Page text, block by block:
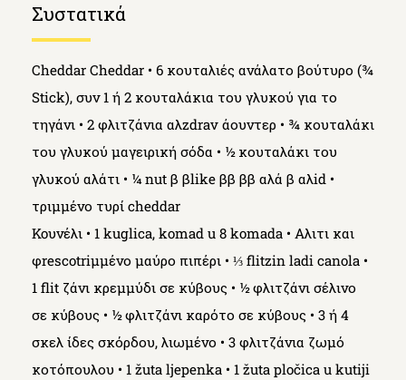
Συστατικά
Cheddar Cheddar • 6 κουταλιές ανάλατο βούτυρο (¾
Stick), συν 1 ή 2 κουταλάκια του γλυκού για το
τηγάνι • 2 φλιτζάνια αλzdrav άουντερ • ¾ κουταλάκι
του γλυκού μαγειρική σόδα • ½ κουταλάκι του
γλυκού αλάτι • ¼ nut β βlike ββ ββ αλά β αλid •
τριμμένο τυρί cheddar
Koυνέλι • 1 kuglica, komad u 8 komada • Αλιτι και
φrescotriμμένο μαύρο πιπέρι • ⅓ flitzin ladi canola •
1 flit ζάνι κρεμμύδι σε κύβους • ½ φλιτζάνι σέλινο
σε κύβους • ½ φλιτζάνι καρότο σε κύβους • 3 ή 4
σκελ ίδες σκόρδου, λιωμένο • 3 φλιτζάνια ζωμό
κοτόπουλου • 1 žuta ljepenka • 1 žuta pločica u kutiji